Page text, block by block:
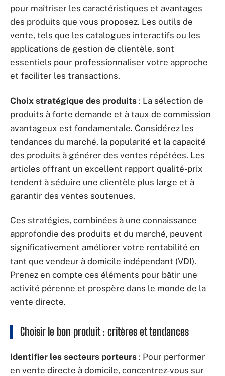
pour maîtriser les caractéristiques et avantages
des produits que vous proposez. Les outils de
vente, tels que les catalogues interactifs ou les
applications de gestion de clientèle, sont
essentiels pour professionnaliser votre approche
et faciliter les transactions.
Choix stratégique des produits : La sélection de
produits à forte demande et à taux de commission
avantageux est fondamentale. Considérez les
tendances du marché, la popularité et la capacité
des produits à générer des ventes répétées. Les
articles offrant un excellent rapport qualité-prix
tendent à séduire une clientèle plus large et à
garantir des ventes soutenues.
Ces stratégies, combinées à une connaissance
approfondie des produits et du marché, peuvent
significativement améliorer votre rentabilité en
tant que vendeur à domicile indépendant (VDI).
Prenez en compte ces éléments pour bâtir une
activité pérenne et prospère dans le monde de la
vente directe.
Choisir le bon produit : critères et tendances
Identifier les secteurs porteurs : Pour performer
en vente directe à domicile, concentrez-vous sur